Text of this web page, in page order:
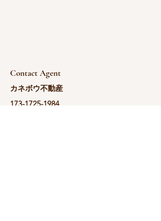
Contact Agent
カネボウ不動産
173-1725-1984